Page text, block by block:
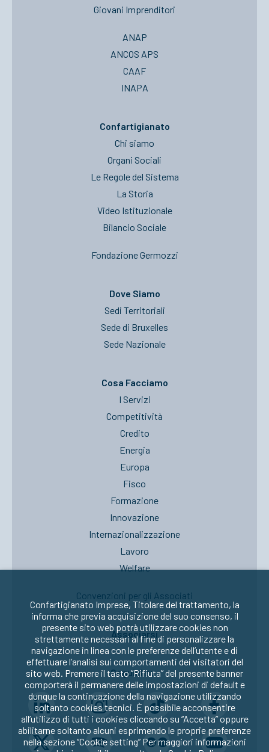
Giovani Imprenditori
ANAP
ANCOS APS
CAAF
INAPA
Confartigianato
Chi siamo
Organi Sociali
Le Regole del Sistema
La Storia
Video Istituzionale
Bilancio Sociale
Fondazione Germozzi
Dove Siamo
Sedi Territoriali
Sede di Bruxelles
Sede Nazionale
Cosa Facciamo
I Servizi
Competitività
Credito
Energia
Europa
Fisco
Formazione
Innovazione
Internazionalizzazione
Lavoro
Welfare
Convenzioni per gli Associati
Associarsi
Seguici su:
Confartigianato Imprese, Titolare del trattamento, la
informa che previa acquisizione del suo consenso, il
presente sito web potrà utilizzare cookies non
strettamente necessari al fine di personalizzare la
navigazione in linea con le preferenze dell’utente e di
effettuare l’analisi sui comportamenti dei visitatori del
sito web. Premere il tasto “Rifiuta” del presente banner
comporterà il permanere delle impostazioni di default e
dunque la continuazione della navigazione utilizzando
soltanto cookies tecnici. È possibile acconsentire
all’utilizzo di tutti i cookies cliccando su “Accetta” oppure
abilitarne soltanto alcuni esprimendo le proprie preferenze
nella sezione “Cookie setting” Per maggiori informazioni